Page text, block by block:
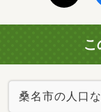
こ
桑名市の人口